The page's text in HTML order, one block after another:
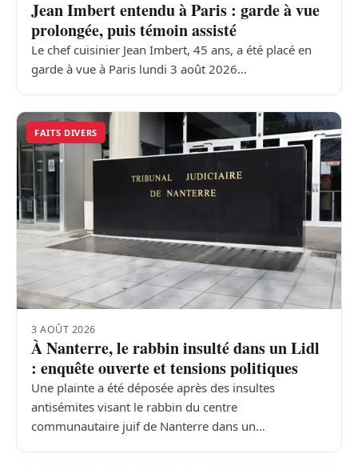
Jean Imbert entendu à Paris : garde à vue
prolongée, puis témoin assisté
Le chef cuisinier Jean Imbert, 45 ans, a été placé en
garde à vue à Paris lundi 3 août 2026…
FAITS DIVERS
3 AOÛT 2026
À Nanterre, le rabbin insulté dans un Lidl
: enquête ouverte et tensions politiques
Une plainte a été déposée après des insultes
antisémites visant le rabbin du centre
communautaire juif de Nanterre dans un…